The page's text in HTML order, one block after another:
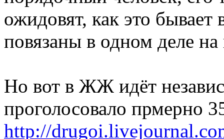
ожидовят, как это бывает
повязаны в одном деле
Но вот в ЖЖ идёт
проголосовало прмерно
http://